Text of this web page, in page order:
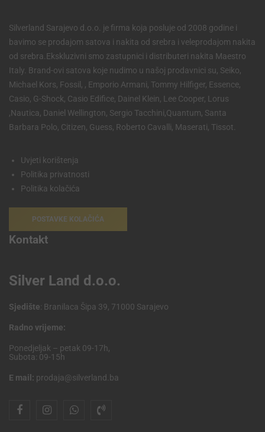
Silverland Sarajevo d.o.o. je firma koja posluje od 2008 godine i
bavimo se prodajom satova i nakita od srebra i veleprodajom nakita
od srebra.Ekskluzivni smo zastupnici i distributeri nakita Maestro
Italy. Brand-ovi satova koje nudimo u našoj prodavnici su, Seiko,
Michael Kors, Fossil, , Emporio Armani, Tommy Hilfiger, Essence,
Casio, G-Shock, Casio Edifice, Dainel Klein, Lee Cooper, Lorus
,Nautica, Daniel Wellington, Sergio Tacchini,Quantum, Santa
Barbara Polo, Citizen, Guess, Roberto Cavalli, Maserati, Tissot.
Uvjeti korištenja
Politika privatnosti
Politika kolačića
POSTAVKE KOLAČIĆA
Kontakt
Silver Land d.o.o.
Sjedište: Branilaca Šipa 39, 71000 Sarajevo
Radno vrijeme:
Ponedjeljak – petak 09-17h,
Subota: 09-15h
E mail: prodaja@silverland.ba